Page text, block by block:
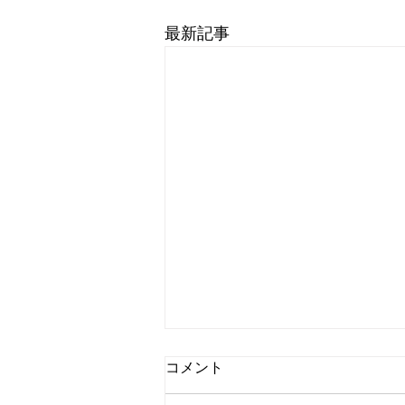
最新記事
独り言：熱気が消えていくの
コメント